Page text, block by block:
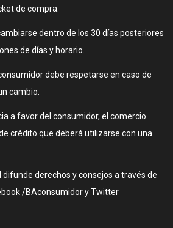
de compra.
dentro de los 30 días posteriores
de días y horario.
debe respetarse en caso de
cambio.
a favor del consumidor, el comercio
crédito que deberá utilizarse con una
difunde derechos y consejos a través de
/BAconsumidor y Twitter